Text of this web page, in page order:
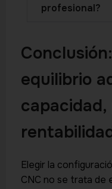
profesional?
equilibrio
Elegir la
CNC no se trata de